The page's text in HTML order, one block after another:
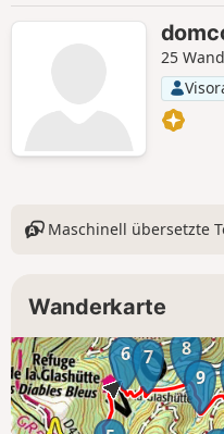
25
Maschinell übersetzte
Wanderkarte
6 7
8
9